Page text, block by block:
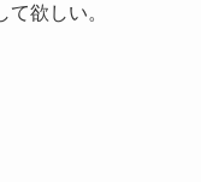
欲しい。